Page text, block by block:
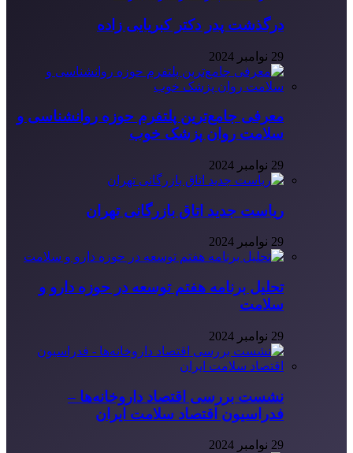
درگذشت پدر دکتر کبریایی زاده
29 نوامبر 2024
معرفی جامع‌ترین پلتفرم حوزه روانشناسی و
سلامت روان پزشک خوب
29 نوامبر 2024
ریاست جدید اتاق بازرگانی تهران
29 نوامبر 2024
تحلیل برنامه هفتم توسعه در حوزه دارو و
سلامت
29 نوامبر 2024
نشست بررسی اقتصاد داروخانه‌ها –
فدراسیون اقتصاد سلامت ایران
29 نوامبر 2024